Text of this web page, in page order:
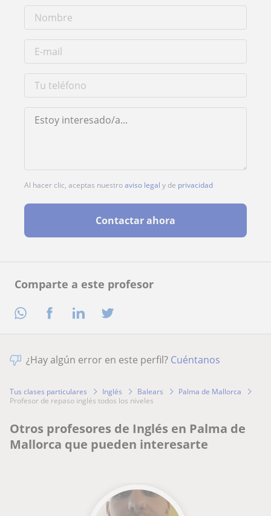
Comparte a este profesor
Al hacer clic, aceptas nuestroaviso legal y de privacidad
Contactar ahora
¿Hay algún error en este perfil? Cuéntanos
Tus clases particulares Inglés Balears
Palma de Mallorca
profesor de repaso inglés todos los niveles
Otros profesores de Inglés en Palma de
Mallorca que pueden interesarte